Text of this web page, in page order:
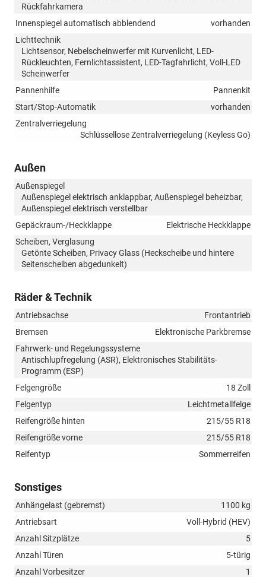
Rückfahrkamera
Innenspiegel automatisch abblendend
vorhanden
Lichttechnik
Lichtsensor, Nebelscheinwerfer mit Kurvenlicht, LED-
Rückleuchten, Fernlichtassistent, LED-Tagfahrlicht, Voll-LED
Scheinwerfer
Pannenhilfe
Pannenkit
Start/Stop-Automatik
vorhanden
Zentralverriegelung
Schlüssellose Zentralverriegelung (Keyless Go)
Außen
Außenspiegel
Außenspiegel elektrisch anklappbar, Außenspiegel beheizbar,
Außenspiegel elektrisch verstellbar
Gepäckraum-/Heckklappe
Elektrische Heckklappe
Scheiben, Verglasung
Getönte Scheiben, Privacy Glass (Heckscheibe und hintere
Seitenscheiben abgedunkelt)
Räder & Technik
Antriebsachse
Frontantrieb
Bremsen
Elektronische Parkbremse
Fahrwerk- und Regelungssysteme
Antischlupfregelung (ASR), Elektronisches Stabilitäts-
Programm (ESP)
Felgengröße
18 Zoll
Felgentyp
Leichtmetallfelge
Reifengröße hinten
215/55 R18
Reifengröße vorne
215/55 R18
Reifentyp
Sommerreifen
Sonstiges
Anhängelast (gebremst)
1100 kg
Antriebsart
Voll-Hybrid (HEV)
Anzahl Sitzplätze
5
Anzahl Türen
5-türig
Anzahl Vorbesitzer
1